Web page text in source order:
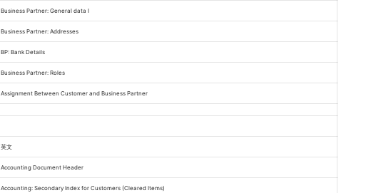
Business Partner: General data I
Business Partner: Addresses
BP: Bank Details
Business Partner: Roles
Assignment Between Customer and Business Partner
英文
Accounting Document Header
Accounting: Secondary Index for Customers (Cleared Items)